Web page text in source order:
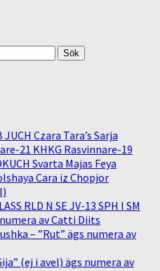
Czara Tara’s Sarja
21 KHKG Rasvinnare-19
Svarta Majas Feya
Cara iz Chopjor
RLD N SE JV-13 SPH I SM
av Catti Diits
– ”Rut” ägs numera av
(ej i avel) ägs numera av